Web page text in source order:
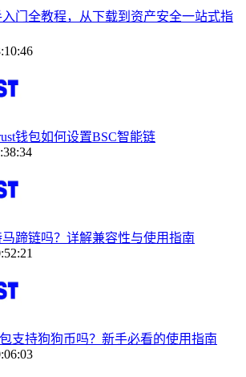
入门全教程，从下载到资产安全一站式指
钱包如何设置BSC智能链
马蹄链吗？详解兼容性与使用指南
包支持狗狗币吗？新手必看的使用指南